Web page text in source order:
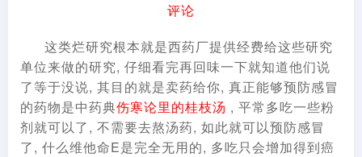
评论
这类烂研究根本就是西药厂提供经费给这些研究
单位来做的研究, 仔细看完再回味一下就知道他们说
了等于没说, 其目的就是卖药给你, 真正能够预防感冒
的药物是中药典伤寒论里的桂枝汤 , 平常多吃一些粉
剂就可以了, 不需要去熬汤药, 如此就可以预防感冒
了, 什么维他命E是完全无用的, 多吃只会增加得到癌